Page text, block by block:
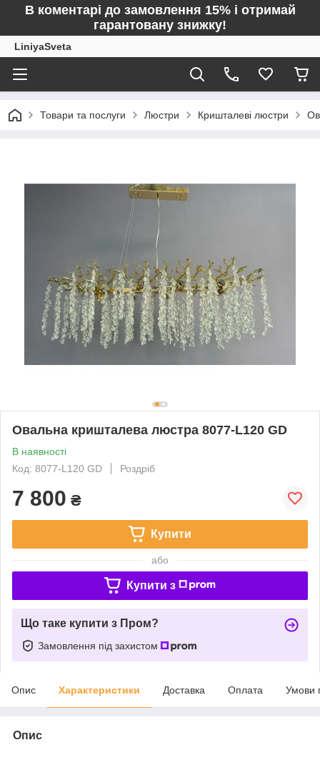
В коментарі до замовлення 15% і отримай
гарантовану знижку!
LiniyaSveta
Товари та послуги Люстри Кришталеві люстри
Овальна кришталева люстра 8077-L120 GD
В наявності
Код: 8077-L120 GD
Роздріб
7 800 ₴
Купити
або
Купити з
Що таке купити з Пром?
Замовлення під захистом
Опис Характеристики Доставка Оплата Умови
Опис